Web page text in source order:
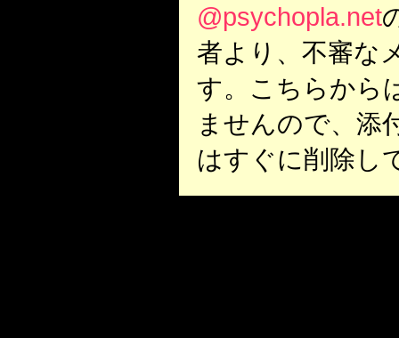
@psychopla.net
者より、不審な
す。こちらから
ませんので、添
はすぐに削除し